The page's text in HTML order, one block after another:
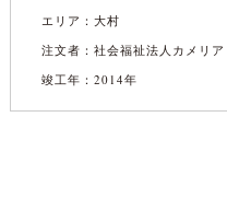
エリア：大村
注文者：社会福祉法人カメリア
竣工年：2014年